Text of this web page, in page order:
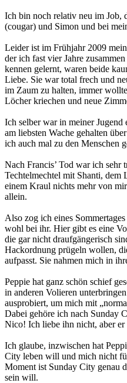
Ich bin noch relativ neu im Job,
(cougar) und Simon und bei
Leider ist im Frühjahr 2009
der ich fast vier Jahre
kennen gelernt, waren beide
Liebe. Sie war total frech und
im Zaum zu halten, immer
Löcher kriechen und neue
Ich selber war in meiner
am liebsten Wache gehalten
ich auch mal zu den Menschen
Nach Francis’ Tod war ich sehr
Techtelmechtel mit Shanti, dem
einem Kraul nichts mehr von
allein.
Also zog ich eines
wohl bei ihr. Hier gibt es eine
die gar nicht draufgängerisch
Hackordnung prügeln wollen,
aufpasst. Sie nahmen mich in
Peppie hat ganz schön schief
in anderen Volieren
ausprobiert, um mich mit
Dabei gehöre ich nach Sunday
Nico! Ich liebe ihn nicht, aber er
Ich glaube, inzwischen hat
City leben will und mich nicht
Moment ist Sunday City genau
sein will.